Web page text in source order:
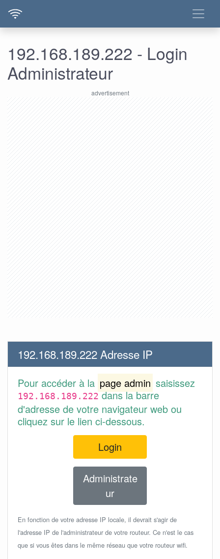
192.168.189.222 - Login
Administrateur
192.168.189.222 Adresse IP
Pour accéder à la page admin saisissez
192.168.189.222dans la barre
d'adresse de votre navigateur web ou
cliquez sur le lien ci-dessous.
Login
Administrate
ur
En fonction de votre adresse IP locale, il devrait s'agir de
l'adresse IP de l'administrateur de votre routeur. Ce n'est le cas
que si vous êtes dans le même réseau que votre routeur wifi.